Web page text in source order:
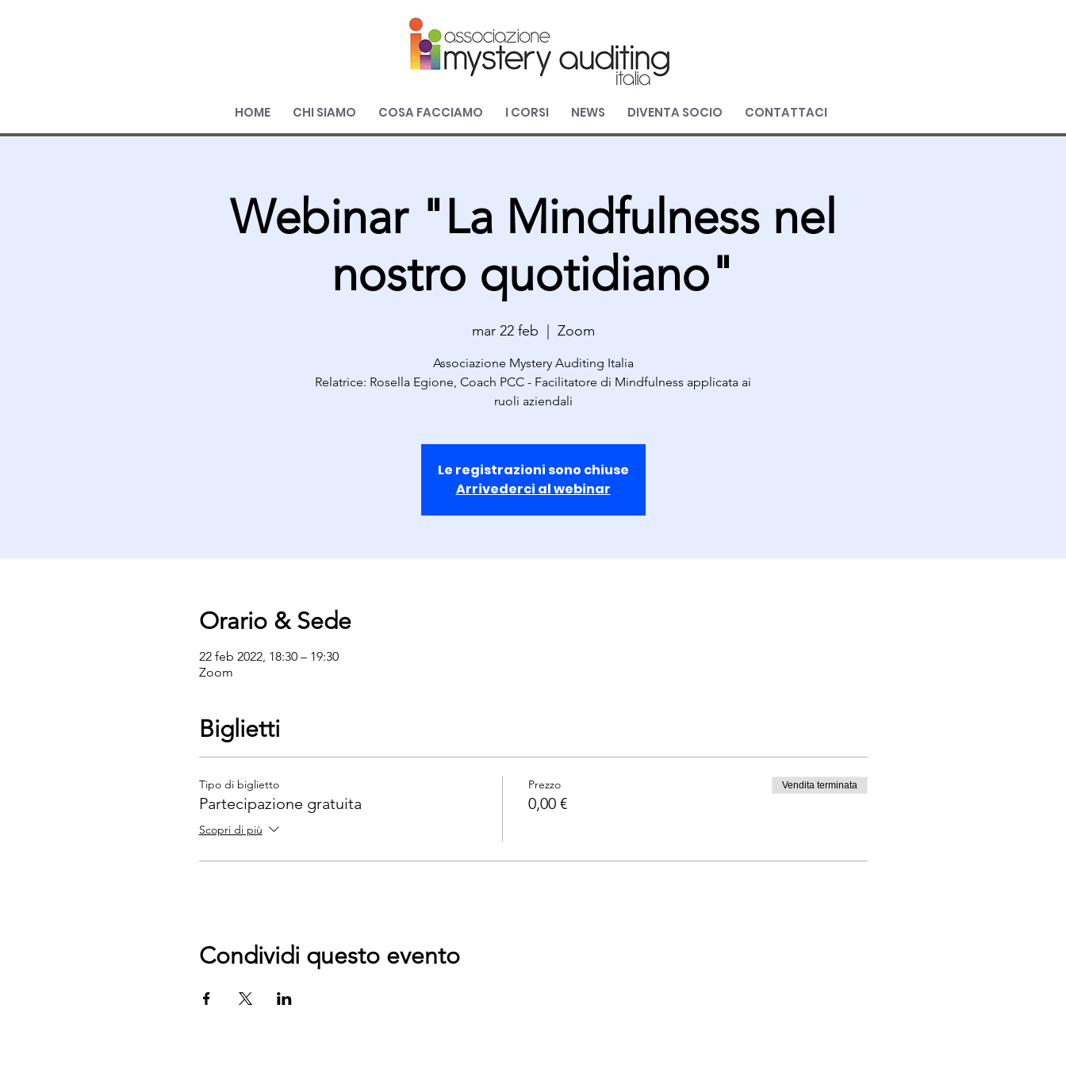
HOME CHI SIAMO COSA FACCIAMO I CORSI NEWS DIVENTA SOCIO CONTATTACI
Webinar "La Mindfulness nel
nostro quotidiano"
mar 22 feb Zoom
Associazione Mystery Auditing Italia
Relatrice: Rosella Egione, Coach PCC - Facilitatore di Mindfulness applicata ai
ruoli aziendali
Le registrazioni sono chiuse
Arrivederci al webinar
Orario & Sede
22 feb 2022, 18:30 – 19:30
Zoom
Biglietti
Tipo di biglietto
Partecipazione gratuita
Scopri di più
Prezzo
0,00 €
Vendita terminata
Condividi questo evento